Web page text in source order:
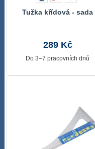
Tužka křídová - sada
289 Kč
Do 3–7 pracovních dnů